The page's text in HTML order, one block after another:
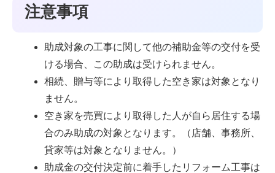
注意事項
助成対象の工事に関して他の補助金等の交付を受
ける場合、この助成は受けられません。
相続、贈与等により取得した空き家は対象となり
ません。
空き家を売買により取得した人が自ら居住する場
合のみ助成の対象となります。（店舗、事務所、
貸家等は対象となりません。）
助成金の交付決定前に着手したリフォーム工事は